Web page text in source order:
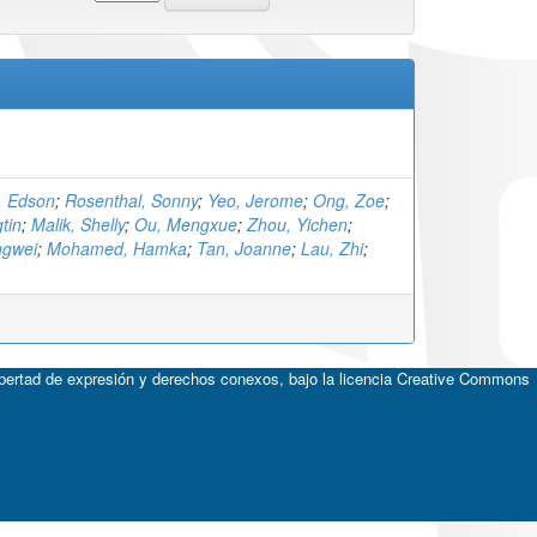
Edson; Rosenthal, Sonny; Yeo, Jerome; Ong, Zoe;
; Malik, Shelly; Ou, Mengxue;Zhou, Yichen;
; Mohamed, Hamka; Tan, Joanne; Lau, Zhi;
de expresión y derechos conexos, bajo la licencia Creative Commons